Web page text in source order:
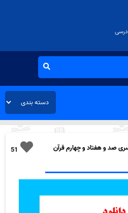
51
صد و هفتاد و چهارم قرآن